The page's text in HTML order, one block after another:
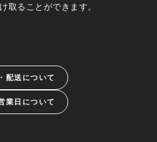
取ることができます。
配送について
業日について